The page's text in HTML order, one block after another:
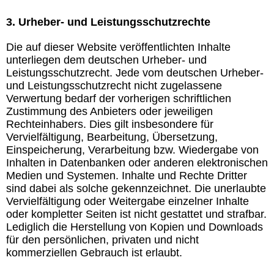
3. Urheber- und Leistungsschutzrechte
Die auf dieser Website veröffentlichten Inhalte
unterliegen dem deutschen Urheber- und
Leistungsschutzrecht. Jede vom deutschen Urheber-
und Leistungsschutzrecht nicht zugelassene
Verwertung bedarf der vorherigen schriftlichen
Zustimmung des Anbieters oder jeweiligen
Rechteinhabers. Dies gilt insbesondere für
Vervielfältigung, Bearbeitung, Übersetzung,
Einspeicherung, Verarbeitung bzw. Wiedergabe von
Inhalten in Datenbanken oder anderen elektronischen
Medien und Systemen. Inhalte und Rechte Dritter
sind dabei als solche gekennzeichnet. Die unerlaubte
Vervielfältigung oder Weitergabe einzelner Inhalte
oder kompletter Seiten ist nicht gestattet und strafbar.
Lediglich die Herstellung von Kopien und Downloads
für den persönlichen, privaten und nicht
kommerziellen Gebrauch ist erlaubt.